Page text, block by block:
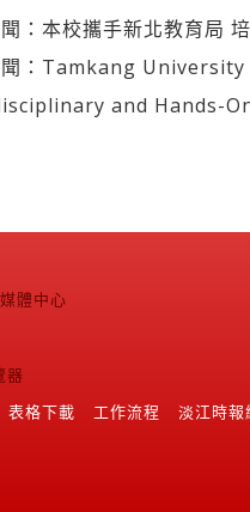
：本校攜手新北教育局
聞：Tamkang
and Hands-
體中心
器
表格下載 工作流程 淡江時報